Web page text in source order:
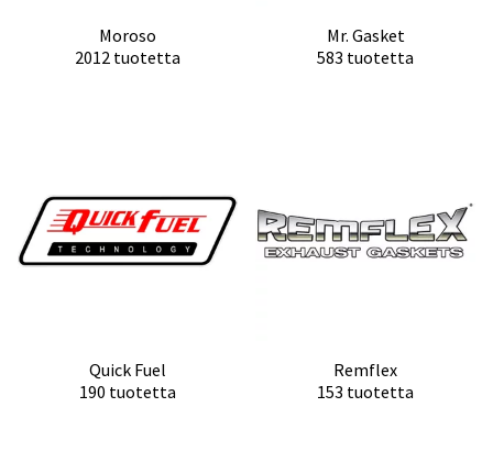
Moroso
2012 tuotetta
Mr. Gasket
583 tuotetta
Quick Fuel
190 tuotetta
Remflex
153 tuotetta